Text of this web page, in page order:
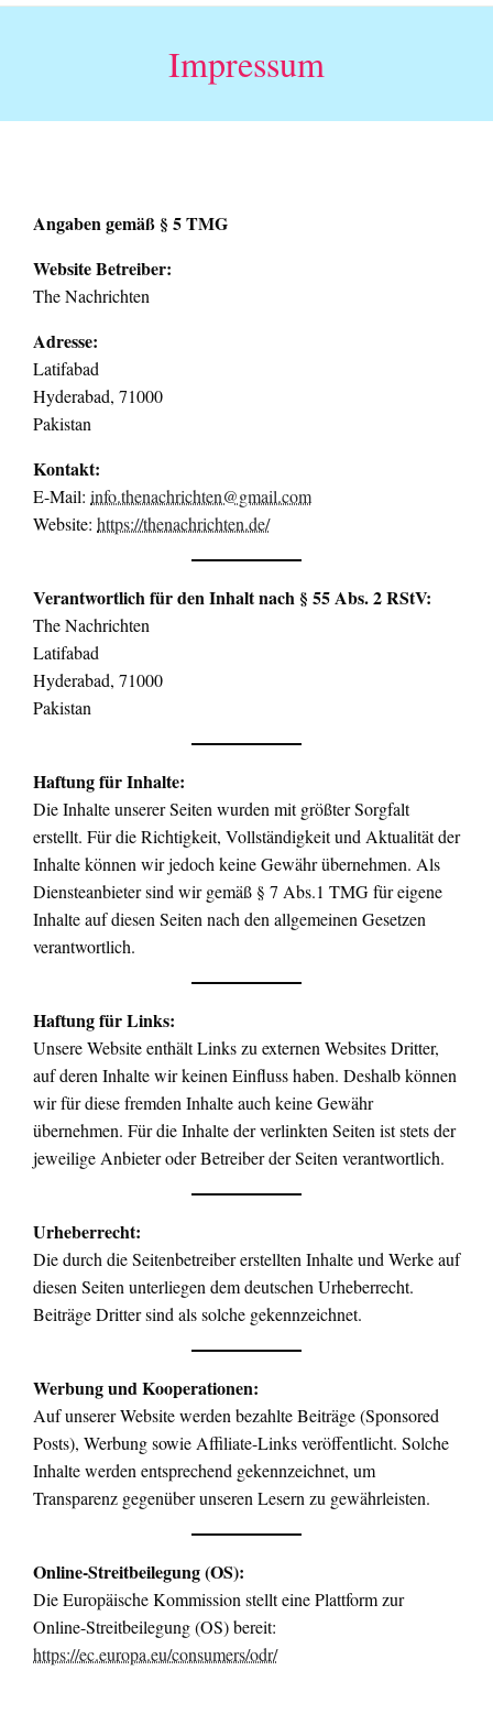
Skip
Impressum
Angaben gemäß § 5 TMG
Website Betreiber:
The Nachrichten
Adresse:
Latifabad
Hyderabad, 71000
Pakistan
Kontakt:
E-Mail: info.thenachrichten@gmail.com
Website: https://thenachrichten.de/
Verantwortlich für den Inhalt nach § 55 Abs. 2 RStV:
The Nachrichten
Latifabad
Hyderabad, 71000
Pakistan
Haftung für Inhalte:
Die Inhalte unserer Seiten wurden mit größter Sorgfalt
erstellt. Für die Richtigkeit, Vollständigkeit und Aktualität der
Inhalte können wir jedoch keine Gewähr übernehmen. Als
Diensteanbieter sind wir gemäß § 7 Abs.1 TMG für eigene
Inhalte auf diesen Seiten nach den allgemeinen Gesetzen
verantwortlich.
Haftung für Links:
Unsere Website enthält Links zu externen Websites Dritter,
auf deren Inhalte wir keinen Einfluss haben. Deshalb können
wir für diese fremden Inhalte auch keine Gewähr
übernehmen. Für die Inhalte der verlinkten Seiten ist stets der
jeweilige Anbieter oder Betreiber der Seiten verantwortlich.
Urheberrecht:
Die durch die Seitenbetreiber erstellten Inhalte und Werke auf
diesen Seiten unterliegen dem deutschen Urheberrecht.
Beiträge Dritter sind als solche gekennzeichnet.
Werbung und Kooperationen:
Auf unserer Website werden bezahlte Beiträge (Sponsored
Posts), Werbung sowie Affiliate-Links veröffentlicht. Solche
Inhalte werden entsprechend gekennzeichnet, um
Transparenz gegenüber unseren Lesern zu gewährleisten.
Online-Streitbeilegung (OS):
Die Europäische Kommission stellt eine Plattform zur
Online-Streitbeilegung (OS) bereit:
https://ec.europa.eu/consumers/odr/